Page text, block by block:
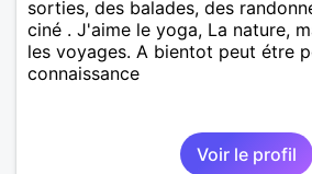
sorties, des balades, des
ciné . J'aime le yoga, La nature,
les voyages. A bientot peut étre
connaissance
Voir le profil